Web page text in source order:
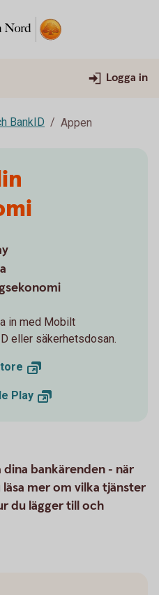
Logga in
BankID Appen
in med Mobilt
eller säkerhetsdosan.
Play
bankärenden - när
mer om vilka tjänster
du lägger till och